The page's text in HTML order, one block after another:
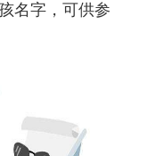
名字，可供参